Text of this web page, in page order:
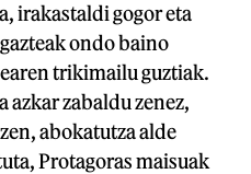
irakastaldi gogor eta
ondo baino
trikimailu guztiak.
zabaldu zenez,
abokatutza alde
Protagoras maisuak